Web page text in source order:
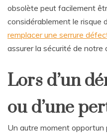
obsolète peut facilement
considérablement le risque
remplacer une serrure
assurer la sécurité de notre
Lors d’un
ou d’une
Un autre moment opportun